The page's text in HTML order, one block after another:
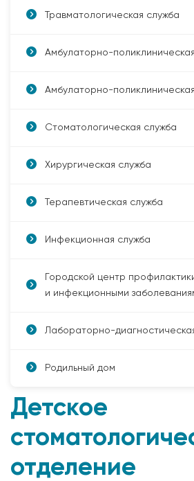
Травматологическая служба
Амбулаторно-
Амбулаторно-
Стоматологическая служба
Хирургическая служба
Терапевтическая служба
Инфекционная служба
Городской центр
и инфекционными
Лабораторно-
Родильный дом
Детское
отделение